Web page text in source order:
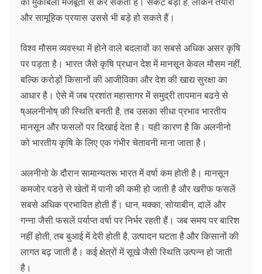
और सामूहिक प्रयास उससे भी बड़े हो सकते हैं।
विश्व मौसम व्यवस्था में होने वाले बदलावों का सबसे अधिक असर कृषि
पर पड़ता है। भारत जैसे कृषि प्रधान देश में मानसून केवल मौसम नहीं,
बल्कि करोड़ों किसानों की आजीविका और देश की खाद्य सुरक्षा का
आधार है। ऐसे में जब प्रशांत महासागर में समुद्री तापमान बढऩे से
ष्अलनीनोष् की स्थिति बनती है, तब उसका सीधा प्रभाव भारतीय
मानसून और फसलों पर दिखाई देता है। यही कारण है कि अलनीनो
को भारतीय कृषि के लिए एक गंभीर चेतावनी माना जाता है।
अलनीनो के दौरान सामान्यतरू भारत में वर्षा कम होती है। मानसून
कमजोर पडऩे से खेतों में पानी की कमी हो जाती है और खरीफ फसलें
सबसे अधिक प्रभावित होती हैं। धान, मक्का, सोयाबीन, दालें और
गन्ना जैसी फसलें पर्याप्त वर्षा पर निर्भर रहती हैं। जब समय पर बारिश
नहीं होती, तब बुआई में देरी होती है, उत्पादन घटता है और किसानों की
लागत बढ़ जाती है। कई क्षेत्रों में सूखे जैसी स्थिति उत्पन्न हो जाती
है।